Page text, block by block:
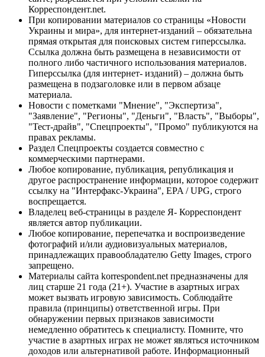
Корреспондент.net.
При копировании материалов со страницы «Новости
Украины и мира», для интернет-изданий – обязательна
прямая открытая для поисковых систем гиперссылка.
Ссылка должна быть размещена в независимости от
полного либо частичного использования материалов.
Гиперссылка (для интернет- изданий) – должна быть
размещена в подзаголовке или в первом абзаце
материала.
Новости с пометками "Мнение", "Экспертиза",
"Заявление", "Регионы", "Деньги", "Власть", "Выборы",
"Тест-драйв", "Спецпроекты", "Промо" публикуются на
правах рекламы.
Раздел Спецпроекты создается совместно с
коммерческими партнерами.
Любое копирование, публикация, републикация и
другое распространение информации, которое содержит
ссылку на "Интерфакс-Украина", EPA / UPG, строго
воспрещается.
Владелец веб-страницы в разделе Я- Корреспондент
является автор публикации.
Любое копирование, перепечатка и воспроизведение
фотографий и/или аудиовизуальных материалов,
принадлежащих правообладателю Getty Images, строго
запрещено.
Материалы сайта korrespondent.net предназначены для
лиц старше 21 года (21+). Участие в азартных играх
может вызвать игровую зависимость. Соблюдайте
правила (принципы) ответственной игры. При
обнаружении первых признаков зависимости
немедленно обратитесь к специалисту. Помните, что
участие в азартных играх не может являться источником
доходов или альтернативой работе. Информационный